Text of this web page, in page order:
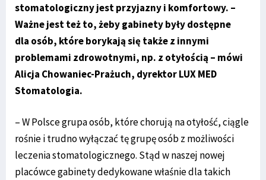
stomatologiczny jest przyjazny i komfortowy. –
Ważne jest też to, żeby gabinety były dostępne
dla osób, które borykają się także z innymi
problemami zdrowotnymi, np. z otyłością – mówi
Alicja Chowaniec-Prażuch, dyrektor LUX MED
Stomatologia.
– W Polsce grupa osób, które chorują na otyłość, ciągle
rośnie i trudno wyłączać tę grupę osób z możliwości
leczenia stomatologicznego. Stąd w naszej nowej
placówce gabinety dedykowane właśnie dla takich